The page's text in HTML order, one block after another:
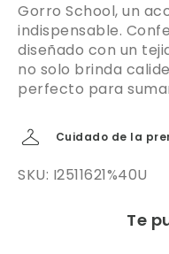
Gorro School, un
indispensable.
diseñado con un
no solo brinda
perfecto para
Cuidado de la
SKU: I2511621%40U
Te